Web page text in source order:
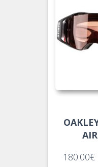
180.00€